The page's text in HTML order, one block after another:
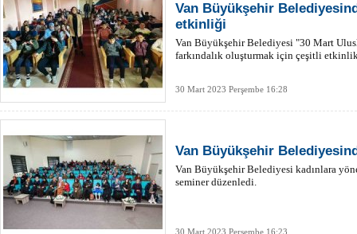
Van Büyükşehir
etkinliği
Van Büyükşehir Belediyesi "30 Mart
farkındalık oluşturmak için çeşitli
30 Mart 2023 Perşembe 16:28
Van Büyükşehir
Van Büyükşehir Belediyesi kadınlara
seminer düzenledi.
30 Mart 2023 Perşembe 16:23